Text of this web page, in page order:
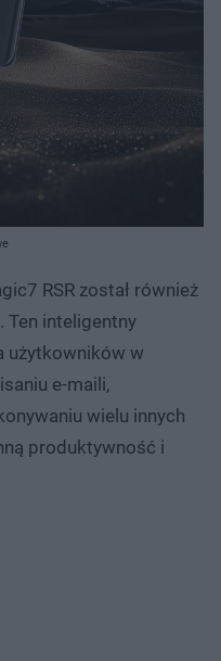
RSR został również
Ten inteligentny
użytkowników w
e-maili,
wielu innych
produktywność i